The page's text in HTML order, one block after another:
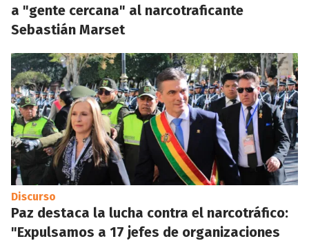
a "gente cercana" al narcotraficante
Sebastián Marset
Discurso
Paz destaca la lucha contra el narcotráfico:
"Expulsamos a 17 jefes de organizaciones